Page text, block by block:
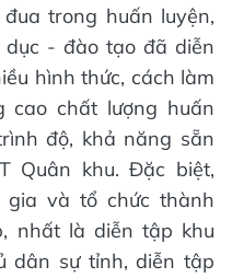
trong huấn luyện,
- đào tạo đã diễn
hình thức, cách làm
cao chất lượng huấn
độ, khả năng sẵn
Quân khu. Đặc biệt,
gia và tổ chức thành
nhất là diễn tập khu
dân sự tỉnh, diễn tập